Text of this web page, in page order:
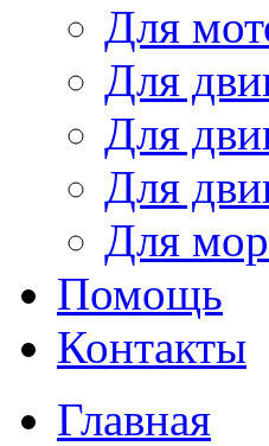
Для
Для
Для
Для
Для
Помощь
Контакты
Главная